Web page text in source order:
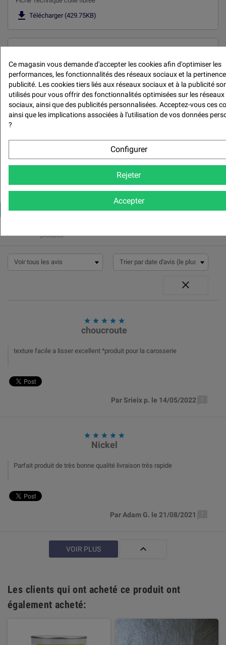
 Télécharger (429.75KB)
Fiche de Données de Sécurité Colle Fibrée
Télécharger (214.44KB)
Avis (2)
Avis (2) -

NOTER LE PRODUIT
produits

    
choucroute
texture facile a lisser excellent ^produit pour la carosserie
Par Srieix p. le 14/05/2022
    
Nickel
Parfait produit de très bonne qualité livraison très rapide
Par Adam G. le 21/08/2021
VOIR PLUS 
Les clients qui ont acheté ce produit ont
également acheté:
Ce magasin vous demande d'accepter les cookies afin d'optimiser les
performances, les fonctionnalités des réseaux sociaux et la
publicité. Les cookies tiers liés aux réseaux sociaux et à la publicité
utilisés pour vous offrir des fonctionnalités optimisées sur les réseaux
sociaux, ainsi que des publicités personnalisées. Acceptez-vous ces
ainsi que les implications associées à l'utilisation de vos données
?
Configurer
Rejeter
Accepter